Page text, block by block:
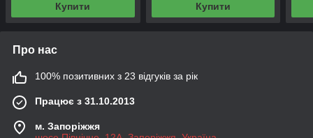
Купити Купити
Про нас
100% позитивних з 23 відгуків за рік
Працює з 31.10.2013
м. Запоріжжя